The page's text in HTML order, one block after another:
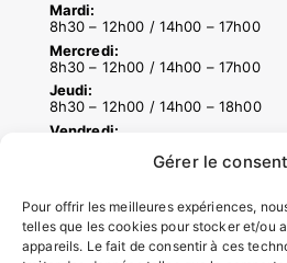
Gérer le
Pour offrir les meilleures expériences,
telles que les cookies pour stocker et/ou
appareils. Le fait de consentir à ces
Mardi:
8h30 – 12h00 / 14h00 – 17h00
Mercredi:
8h30 – 12h00 / 14h00 – 17h00
Jeudi:
8h30 – 12h00 / 14h00 – 18h00
Vendredi:
ACCÉS RAPIDES
Contacter la mairie